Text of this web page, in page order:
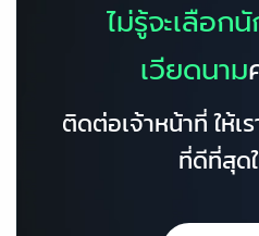
ไม่รู้จะเลือก
เวียดนาม
ติดต่อเจ้าหน้าที่ ให้เ
ที่ดีที่สุ